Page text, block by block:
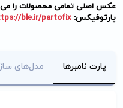
عکس اصلی تمامی محصولات را
پارتوفیکس: ble.ir/partofix
پارت نامبرها مدل‌های